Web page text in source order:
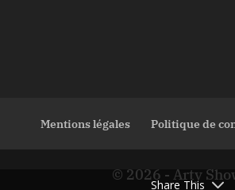
Mentions légales Politique de
© 2026 - Arty
Share This